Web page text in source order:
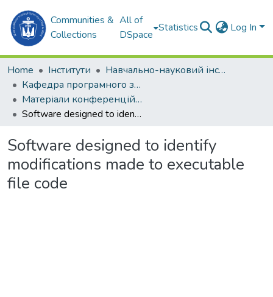
Communities &
Collections
All of
DSpace
Statistics Log In
Home Інститути
Навчально-науковий інститут комп'ютерних наук та управління проектами (ННІКНУП)
Кафедра програмного забезпечення автоматизованих систем (ПЗАС)
Матеріали конференцій (ПЗАС)
Software designed to identify modifications made to executable file code
Software designed to identify
modifications made to executable
file code